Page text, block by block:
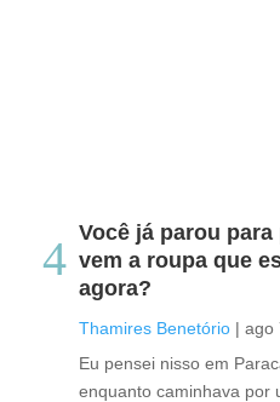
Você já parou
vem a roupa que
agora?
Thamires Benetório | ago
Eu pensei nisso em
enquanto caminhava por